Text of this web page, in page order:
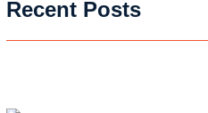
Recent Posts